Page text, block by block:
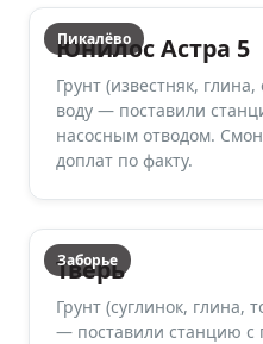
Пикалёво
Юнилос Астра 5
Грунт (известняк,
воду — поставили
насосным отводом.
доплат по факту.
Заборье
Тверь
Грунт (суглинок, глина,
— поставили станцию с